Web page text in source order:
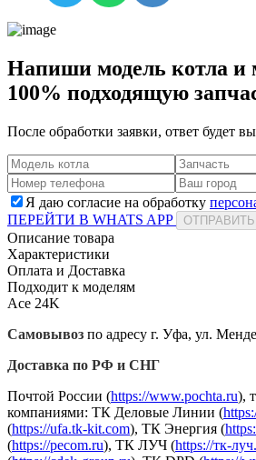
Напиши модель котла и
100% подходящую
После обработки заявки, ответ будет
Я даю согласие на обработку
ПЕРЕЙТИ В WHATS APP
ОТПРАВИТЬ
Описание товара
Характеристики
Оплата и Доставка
Подходит к моделям
Ace 24K
Самовывоз по адресу г. Уфа, ул.
Доставка по РФ и СНГ
Почтой России (https://www.pochta.ru),
компаниями: ТК Деловые Линии (
(https://ufa.tk-kit.com), ТК Энергия (
(https://pecom.ru), ТК ЛУЧ (https://тк-